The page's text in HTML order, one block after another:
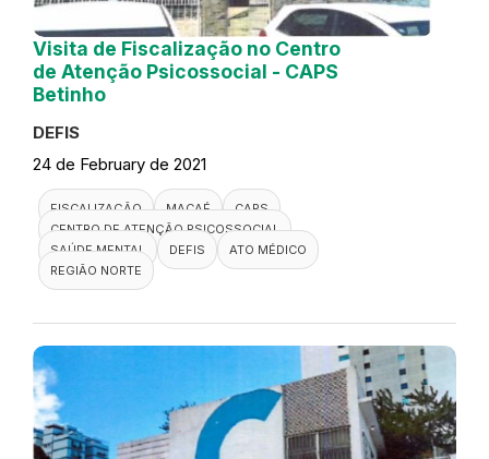
Visita de Fiscalização no Centro
de Atenção Psicossocial - CAPS
Betinho
DEFIS
24 de February de 2021
FISCALIZAÇÃO MACAÉ
CAPS
CENTRO DE ATENÇÃO PSICOSSOCIAL
SAÚDE MENTAL
DEFIS
ATO MÉDICO
REGIÃO NORTE